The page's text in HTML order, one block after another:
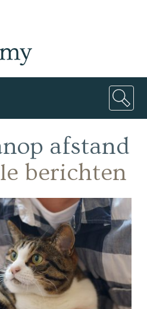
afstand
berichten